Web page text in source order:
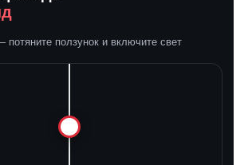
потяните ползунок и включите свет